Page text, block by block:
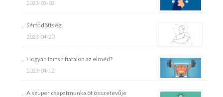
2023-05-02
Sértődöttség
2023-04-20
Hogyan tartsd fiatalon az elméd?
2023-04-12
A szuper csapatmunka öt összetevője